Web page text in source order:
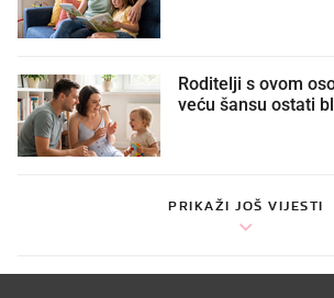
Roditelji s ovom
veću šansu ostati
PRIKAŽI JOŠ VIJESTI